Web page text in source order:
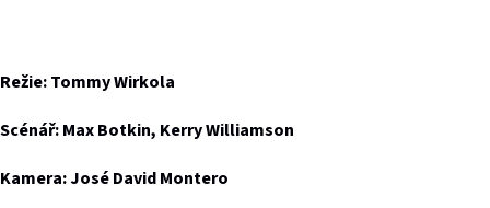
Režie: Tommy Wirkola
Scénář: Max Botkin, Kerry Williamson
Kamera: José David Montero